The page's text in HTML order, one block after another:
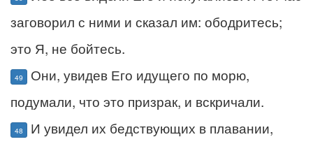
заговорил с ними и сказал им: ободритесь;
это Я, не бойтесь.
49
Они, увидев Его идущего по морю,
подумали, что это призрак, и вскричали.
48
И увидел их бедствующих в плавании,